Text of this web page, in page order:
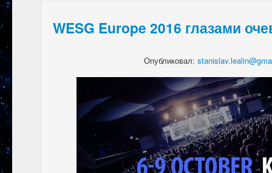
WESG Europe 2016 глазами
Опубликовал: